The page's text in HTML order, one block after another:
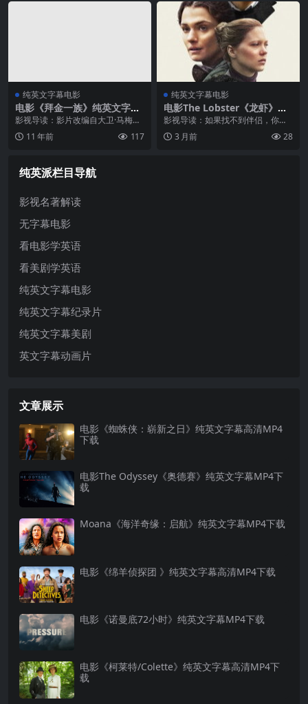
本该是欢乐与竞技的...
纯英文字幕电影
电影《拜金一族》纯英文字幕
高清MP4下载
影视导读：影片改编自大卫·马梅Da
vid Mamet的话剧原作，他就曾在
这样的锅炉房（译注，指以电话诈
11 年前 117
纯英文字幕电影
电影The Lobster《龙虾》纯
英文字幕高清MP4下载
影视导读：如果找不到伴侣，你愿
意变成什么动物？【纯英文字幕电
影】《龙虾》设定在一个荒诞的未
3 月前 28
纯英派栏目导航
影视名著解读
无字幕电影
看电影学英语
看美剧学英语
纯英文字幕电影
纯英文字幕纪录片
纯英文字幕美剧
英文字幕动画片
文章展示
电影《蜘蛛侠：崭新之日》纯英文字幕高清MP4
下载
电影The Odyssey《奥德赛》纯英文字幕MP4下
载
Moana《海洋奇缘：启航》纯英文字幕MP4下载
电影《绵羊侦探团 》纯英文字幕高清MP4下载
电影《诺曼底72小时》纯英文字幕MP4下载
电影《柯莱特/Colette》纯英文字幕高清MP4下
载